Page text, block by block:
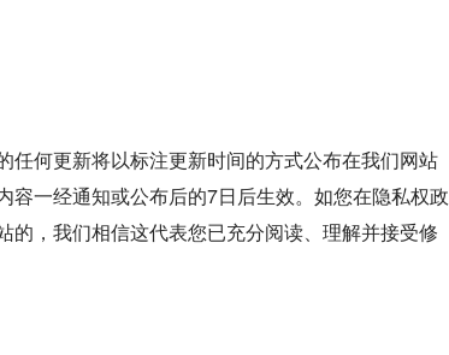
何更新将以标注更新时间的方式公布在我们网站
一经通知或公布后的7日后生效。如您在隐私权政
，我们相信这代表您已充分阅读、理解并接受修